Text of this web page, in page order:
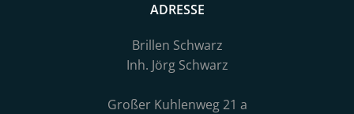
ADRESSE
Brillen Schwarz
Inh. Jörg Schwarz
Großer Kuhlenweg 21 a